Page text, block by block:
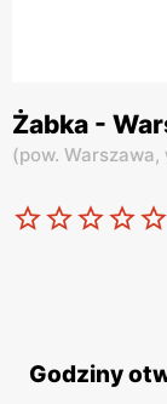
Żabka -
(pow. Warszawa,
Godziny